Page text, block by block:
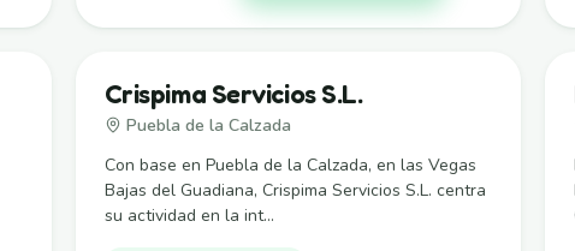
Crispima Servicios S.L.
Puebla de la Calzada
Con base en Puebla de la Calzada, en las Vegas
Bajas del Guadiana, Crispima Servicios S.L. centra
su actividad en la int...